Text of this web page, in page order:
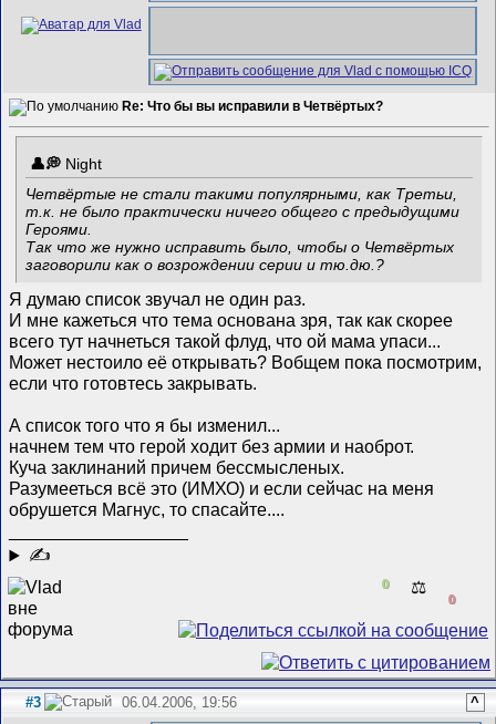
Re: Что бы вы исправили в Четвёртых?
Night
Четвёртые не стали такими популярными, как Третьи,
т.к. не было практически ничего общего с предыдущими
Героями.
Так что же нужно исправить было, чтобы о Четвёртых
заговорили как о возрождении серии и тю.дю.?
Я думаю список звучал не один раз.
И мне кажеться что тема основана зря, так как скорее
всего тут начнеться такой флуд, что ой мама упаси...
Может нестоило её открывать? Вобщем пока посмотрим,
если что готовтесь закрывать.
А список того что я бы изменил...
начнем тем что герой ходит без армии и наоброт.
Куча заклинаний причем бессмысленых.
Разумееться всё это (ИМХО) и если сейчас на меня
обрушется Магнус, то спасайте....
✍
0 ⚖️
0
#3 06.04.2006, 19:56 ^